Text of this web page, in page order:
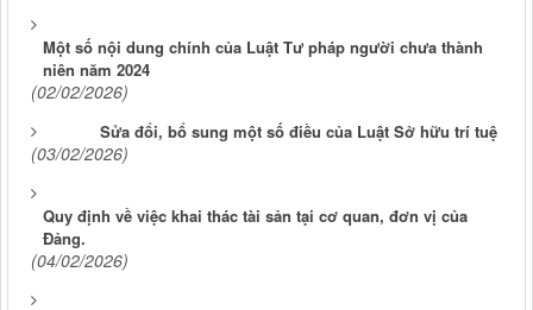
Một số nội dung chính của Luật Tư pháp người chưa thành
niên năm 2024
(02/02/2026)
Sửa đổi, bổ sung một số điều của Luật Sở hữu trí tuệ
(03/02/2026)
Quy định về việc khai thác tài sản tại cơ quan, đơn vị của
Đảng.
(04/02/2026)